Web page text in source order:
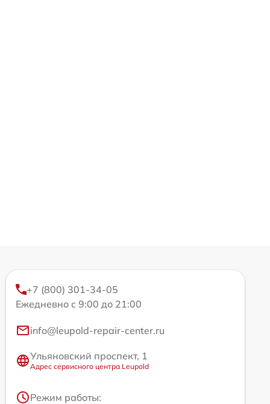
+7 (800) 301-34-05
Ежедневно с 9:00 до 21:00
info@leupold-repair-center.ru
Ульяновский проспект, 1
Адрес сервисного центра Leupold
Режим работы: